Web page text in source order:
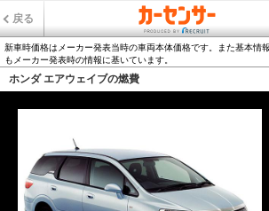
戻る
新車時価格はメーカー発表当時の車両本体価格です。また基本情
もメーカー発表時の情報に基いています。
ホンダ エアウェイブの燃費